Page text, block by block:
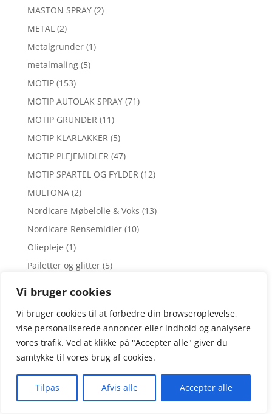
Vi bruger cookies
Vi bruger cookies til at forbedre din browseroplevelse,
vise personaliserede annoncer eller indhold og analysere
vores trafik. Ved at klikke på "Accepter alle" giver du
samtykke til vores brug af cookies.
Tilpas Afvis alle Accepter alle
MASTON SPRAY (2)
METAL (2)
Metalgrunder (1)
metalmaling (5)
MOTIP (153)
MOTIP AUTOLAK SPRAY (71)
MOTIP GRUNDER (11)
MOTIP KLARLAKKER (5)
MOTIP PLEJEMIDLER (47)
MOTIP SPARTEL OG FYLDER (12)
MULTONA (2)
Nordicare Møbelolie & Voks (13)
Nordicare Rensemidler (10)
Oliepleje (1)
Pailetter og glitter (5)
PAPIRDRAGT
PENSELSÆT (3)
PENSLER (31)
Primere/Grundere, Fillers (7)
Primere/Grundere, Fillers (5)
PROTOX